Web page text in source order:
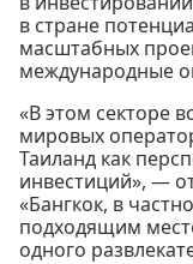
в стране
масштабных
международные
«В этом секторе
мировых
Таиланд как
инвестиций», —
«Бангкок, в
подходящим
одного